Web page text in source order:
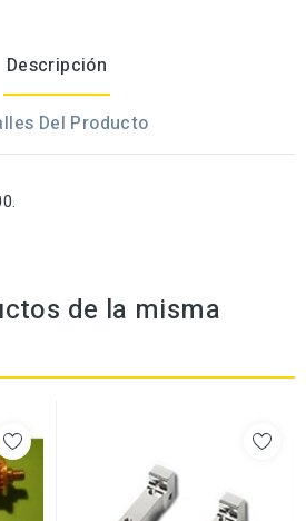
Descripción
Del Producto
de la misma